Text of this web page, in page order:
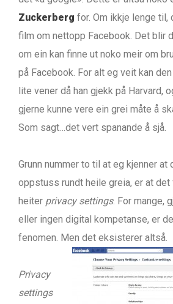
Zuckerberg for. Om ikkje lenge til,
film om nettopp Facebook. Det blir
om ein kan finne ut noko meir om
på Facebook. For alt eg veit kan
lite vener då han gjekk på Harvard,
gjerne kunne vere ein grei måte å
Som sagt…det vert spanande å sjå.
Grunn nummer to til at eg kjenner
oppstuss rundt heile greia, er at
heiter privacy settings. For mange,
eller ingen digital kompetanse, er
fenomen. Men det eksisterer altså.
Privacy
settings